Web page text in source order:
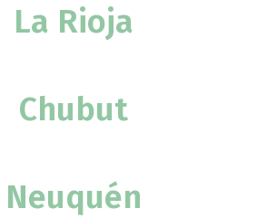
La Rioja
Chubut
Neuquén